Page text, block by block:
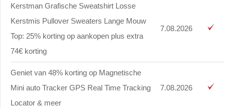
Kerstman Grafische Sweatshirt Losse
Kerstmis Pullover Sweaters Lange Mouw
Top: 25% korting op aankopen plus extra
74€ korting
7.08.2026
Geniet van 48% korting op Magnetische
Mini auto Tracker GPS Real Time Tracking
Locator & meer
7.08.2026